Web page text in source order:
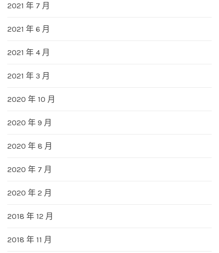
2021 年 7 月
2021 年 6 月
2021 年 4 月
2021 年 3 月
2020 年 10 月
2020 年 9 月
2020 年 8 月
2020 年 7 月
2020 年 2 月
2018 年 12 月
2018 年 11 月